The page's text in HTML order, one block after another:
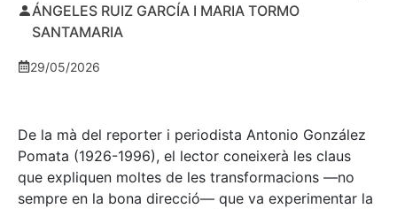
ÁNGELES RUIZ GARCÍA I MARIA TORMO
SANTAMARIA
29/05/2026
De la mà del reporter i periodista Antonio González
Pomata (1926-1996), el lector coneixerà les claus
que expliquen moltes de les transformacions —no
sempre en la bona direcció— que va experimentar la